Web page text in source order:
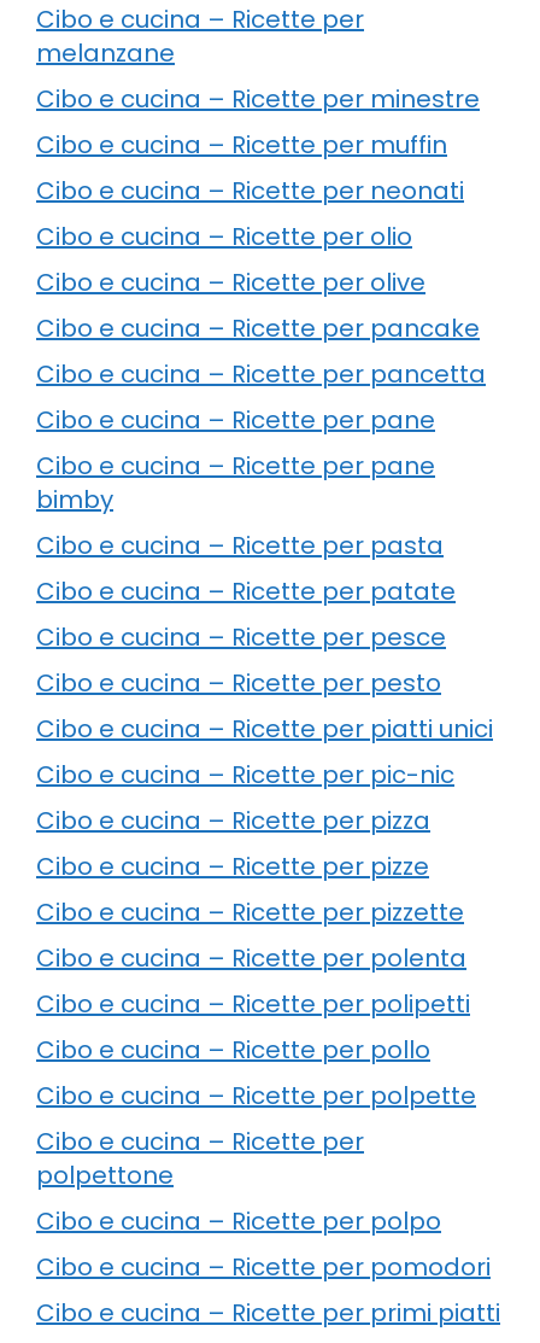
Cibo e cucina – Ricette per
melanzane
Cibo e cucina – Ricette per minestre
Cibo e cucina – Ricette per muffin
Cibo e cucina – Ricette per neonati
Cibo e cucina – Ricette per olio
Cibo e cucina – Ricette per olive
Cibo e cucina – Ricette per pancake
Cibo e cucina – Ricette per pancetta
Cibo e cucina – Ricette per pane
Cibo e cucina – Ricette per pane
bimby
Cibo e cucina – Ricette per pasta
Cibo e cucina – Ricette per patate
Cibo e cucina – Ricette per pesce
Cibo e cucina – Ricette per pesto
Cibo e cucina – Ricette per piatti unici
Cibo e cucina – Ricette per pic-nic
Cibo e cucina – Ricette per pizza
Cibo e cucina – Ricette per pizze
Cibo e cucina – Ricette per pizzette
Cibo e cucina – Ricette per polenta
Cibo e cucina – Ricette per polipetti
Cibo e cucina – Ricette per pollo
Cibo e cucina – Ricette per polpette
Cibo e cucina – Ricette per
polpettone
Cibo e cucina – Ricette per polpo
Cibo e cucina – Ricette per pomodori
Cibo e cucina – Ricette per primi piatti